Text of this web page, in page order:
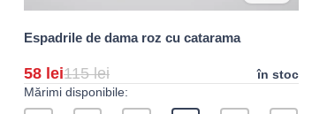
Espadrile de dama roz cu catarama
58 lei115 lei
în stoc
Mărimi disponibile: